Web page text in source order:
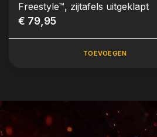
Freestyle™, zijtafels uitgeklapt
€ 79,95
TOEVOEGEN